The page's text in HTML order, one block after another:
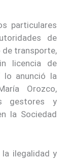
particulares
de
transporte,
licencia de
lo anunció la
Orozco,
gestores y
la Sociedad
ilegalidad y